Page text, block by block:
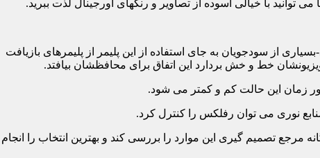
از سودجویان به جای استفاده از این پلیمر از پلیمرهای بازیافت
خط و خش بردارد این اتفاق برای محافظشان بیافتد.
تصمیم گیری این موارد را بررسی کند و بهترین انتخاب را انجام